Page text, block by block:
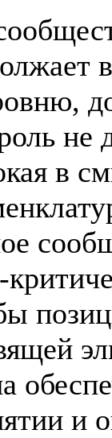
не
в
и